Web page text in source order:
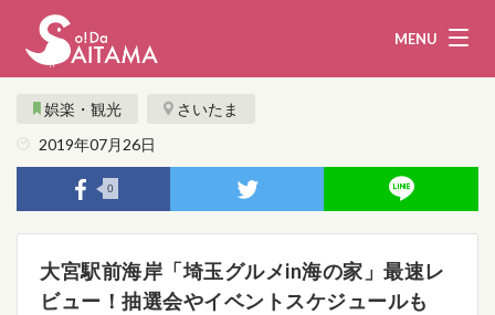
MENU
娯楽・観光
企業・団体 教育・医療
行政 まとめ！
娯楽・観光
さいたま
2019年07月26日
0
大宮駅前海岸「埼玉グルメin海の家」最速レ
ビュー！抽選会やイベントスケジュールも